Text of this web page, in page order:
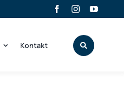
Kontakt